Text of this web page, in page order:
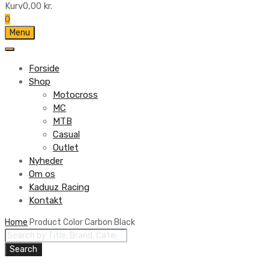
Kurv0,00 kr.
0
Menu
Forside
Shop
Motocross
MC
MTB
Casual
Outlet
Nyheder
Om os
Kaduuz Racing
Kontakt
Skip
to
content
Home Product ColorCarbon Black
Products
search
Search